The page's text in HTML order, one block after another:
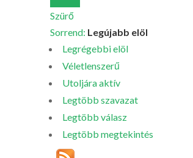
Szürő
Sorrend: Legújabb elöl
Legrégebbi elöl
Véletlenszerű
Utoljára aktív
Legtöbb szavazat
Legtöbb válasz
Legtöbb megtekintés